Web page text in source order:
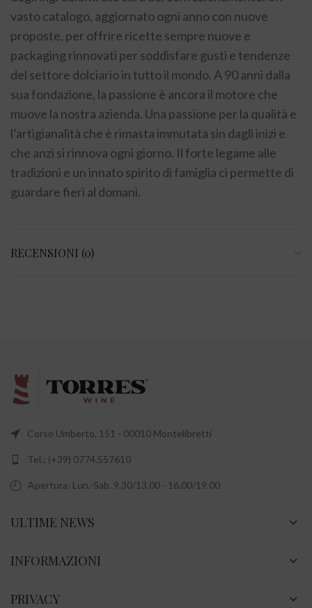
vasto catalogo, aggiornato ogni anno con nuove
proposte, per offrire ricette sempre nuove e
packaging rinnovati per soddisfare gusti e tendenze
del settore dolciario in tutto il mondo. A 90 anni dalla
sua fondazione, la passione è ancora il motore che
muove la nostra azienda. Una passione per la qualità e
l’artigianalità che è rimasta immutata sin dagli inizi e
che anzi si rinnova ogni giorno. Il forte legame alle
tradizioni e un innato spirito di famiglia ci permette di
guardare fieri al domani.
RECENSIONI (0)
Corso Umberto, 151 - 00010 Montelibretti
Tel.: (+39) 0774.557610
Apertura: Lun.-Sab. 9.30/13.00 - 16.00/19.00
ULTIME NEWS
INFORMAZIONI
PRIVACY